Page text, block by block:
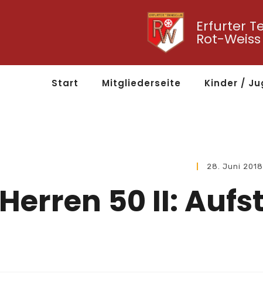
Erfurter
Rot-Weiss
Start Mitgliederseite Kinder /
28. Juni 2018
Herren 50 II: